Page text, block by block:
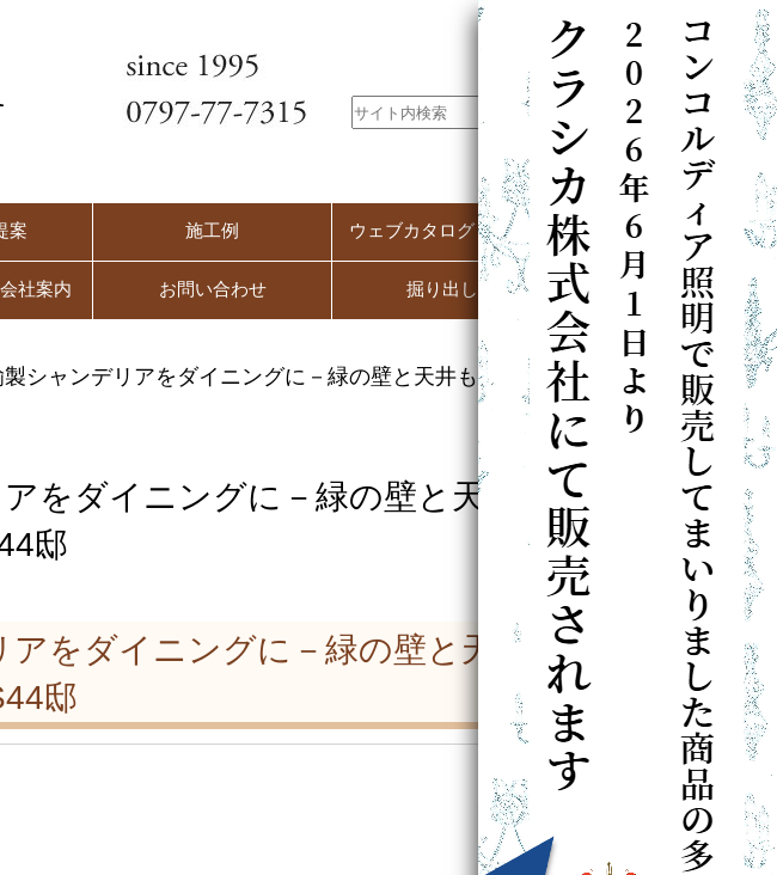
案 施工例 ウェブカタログ（PC用）
社案内 お問い合わせ 掘り出し市
シャンデリアをダイニングに－緑の壁と天井もそんな
をダイニングに－緑の壁と天井も
邸
をダイニングに－緑の壁と天井も
邸